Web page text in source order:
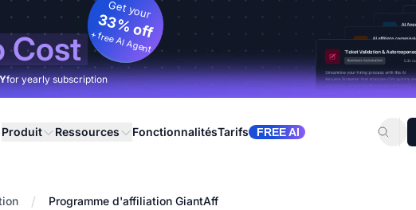
Cost
Get your
33% off
+ free AI Agent
for yearly subscription
Produit Ressources FonctionnalitésTarifs FREE AI
/ Programme d'affiliation GiantAff